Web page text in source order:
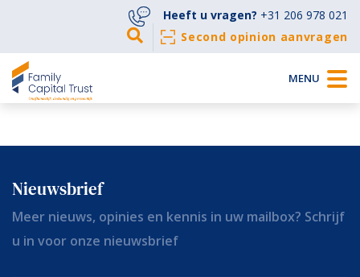
Heeft u vragen? +31 206 978 021
Second opinion aanvragen
MENU
Bekijk alle veel gestelde vragen »
Nieuwsbrief
Meer nieuws, opinies en kennis in uw mailbox? Schrijf
u in voor onze nieuwsbrief